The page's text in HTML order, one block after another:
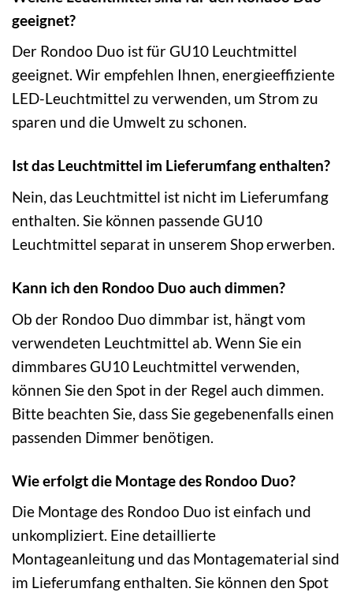
geeignet?
Der Rondoo Duo ist für GU10 Leuchtmittel
geeignet. Wir empfehlen Ihnen, energieeffiziente
LED-Leuchtmittel zu verwenden, um Strom zu
sparen und die Umwelt zu schonen.
Ist das Leuchtmittel im Lieferumfang enthalten?
Nein, das Leuchtmittel ist nicht im Lieferumfang
enthalten. Sie können passende GU10
Leuchtmittel separat in unserem Shop erwerben.
Kann ich den Rondoo Duo auch dimmen?
Ob der Rondoo Duo dimmbar ist, hängt vom
verwendeten Leuchtmittel ab. Wenn Sie ein
dimmbares GU10 Leuchtmittel verwenden,
können Sie den Spot in der Regel auch dimmen.
Bitte beachten Sie, dass Sie gegebenenfalls einen
passenden Dimmer benötigen.
Wie erfolgt die Montage des Rondoo Duo?
Die Montage des Rondoo Duo ist einfach und
unkompliziert. Eine detaillierte
Montageanleitung und das Montagematerial sind
im Lieferumfang enthalten. Sie können den Spot